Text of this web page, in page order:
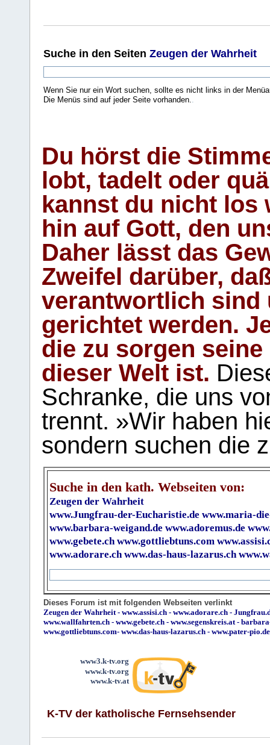
Suche in den Seiten Zeugen der Wahrheit
Wenn Sie nur ein Wort suchen, sollte es nicht links in der
Die Menüs sind auf jeder Seite vorhanden.
Du hörst die
lobt, tadelt oder
kannst du nicht los
hin auf Gott, den
Daher lässt das
Zweifel darüber,
verantwortlich sind
gerichtet werden.
die zu sorgen
dieser Welt ist.
Schranke, die uns
trennt. »Wir haben
sondern suchen die
Suche in den kath. Webseiten von:
Zeugen der Wahrheit
www.Jungfrau-der-Eucharistie.de www.maria-
www.barbara-weigand.de www.adoremus.de
www.gebete.ch www.gottliebtuns.com
www.adorare.ch www.das-haus-lazarus.ch
Dieses Forum ist mit folgenden Webseiten verlinkt
Zeugen der Wahrheit - www.assisi.ch - www.adorare.ch -
www.wallfahrten.ch - www.gebete.ch - www.segenskreis.at -
www.gottliebtuns.com- www.das-haus-lazarus.ch - www.pater-pio.de
www3.k-tv.org
www.k-tv.org
www.k-tv.at
K-TV der katholische Fernsehsender